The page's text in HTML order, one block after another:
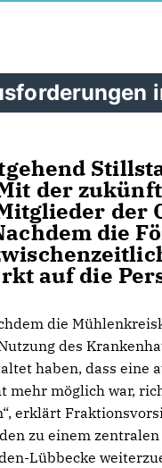
der
der
die
auf die
die
des
haben, dass eine
mehr möglich war,
erklärt
zu einem
Lübbecke